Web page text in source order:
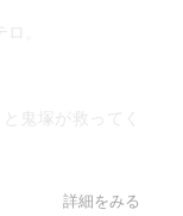
。
鬼塚が救ってく
詳細をみる